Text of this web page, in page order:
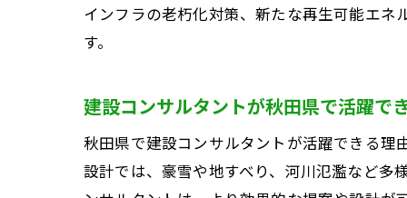
インフラの老朽化対策、新たな再生可能エ
す。
建設コンサルタントが秋田県で活躍で
秋田県で建設コンサルタントが活躍できる理
設計では、豪雪や地すべり、河川氾濫など多